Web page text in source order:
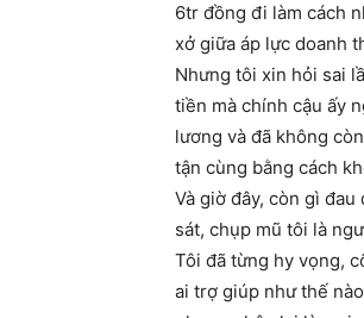
6tr đồng đi làm cách
xở giữa áp lực doanh
Nhưng tôi xin hỏi sai
tiền mà chính cậu ấy
lương và đã không
tận cùng bằng cách
Và giờ đây, còn gì
sát, chụp mũ tôi là
Tôi đã từng hy vọng,
ai trợ giúp như thế